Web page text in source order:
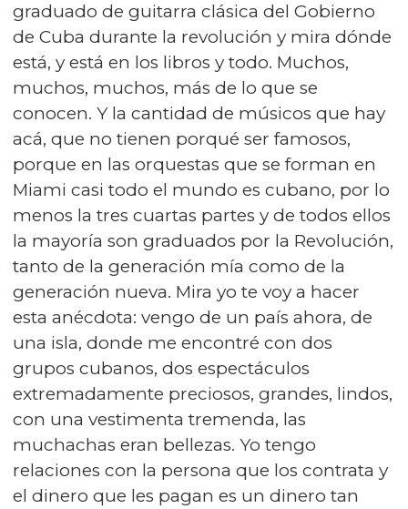
graduado de guitarra clásica del Gobierno
de Cuba durante la revolución y mira dónde
está, y está en los libros y todo. Muchos,
muchos, muchos, más de lo que se
conocen. Y la cantidad de músicos que hay
acá, que no tienen porqué ser famosos,
porque en las orquestas que se forman en
Miami casi todo el mundo es cubano, por lo
menos la tres cuartas partes y de todos ellos
la mayoría son graduados por la Revolución,
tanto de la generación mía como de la
generación nueva. Mira yo te voy a hacer
esta anécdota: vengo de un país ahora, de
una isla, donde me encontré con dos
grupos cubanos, dos espectáculos
extremadamente preciosos, grandes, lindos,
con una vestimenta tremenda, las
muchachas eran bellezas. Yo tengo
relaciones con la persona que los contrata y
el dinero que les pagan es un dinero tan